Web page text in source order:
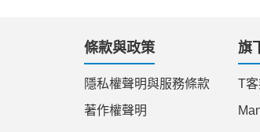
條款與政策
隱私權聲明與服務條款
著作權聲明
旗
T